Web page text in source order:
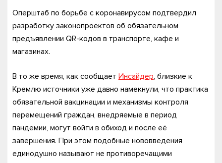
Оперштаб по борьбе с коронавирусом подтвердил
разработку законопроектов об обязательном
предъявлении QR-кодов в транспорте, кафе и
магазинах.
В то же время, как сообщает Инсайдер, близкие к
Кремлю источники уже давно намекнули, что практика
обязательной вакцинации и механизмы контроля
перемещений граждан, внедряемые в период
пандемии, могут войти в обиход и после её
завершения. При этом подобные нововведения
единодушно называют не противоречащими